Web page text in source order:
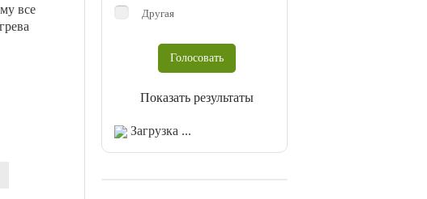
все
Другая
Показать результаты
Загрузка ...